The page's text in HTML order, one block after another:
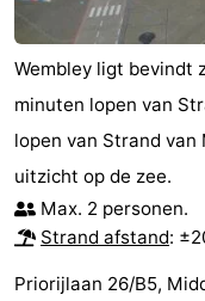
Wembley ligt bevindt
minuten lopen van
lopen van Strand
uitzicht op de zee.
Max. 2 personen.
Strand afstand:
Priorijlaan 26/B5,